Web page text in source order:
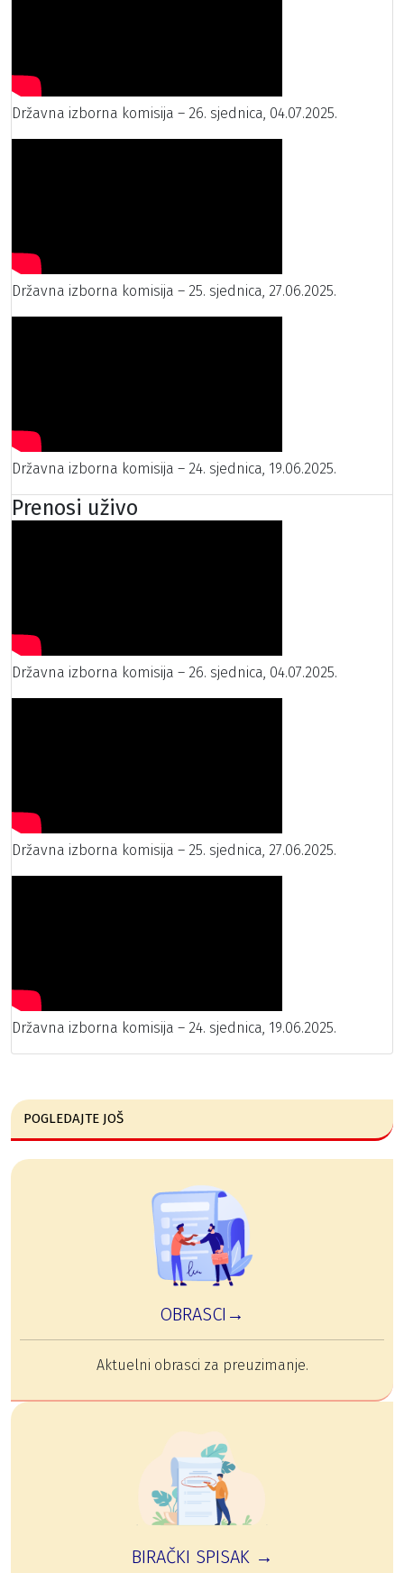
Državna izborna komisija – 26. sjednica, 04.07.2025.
Državna izborna komisija – 25. sjednica, 27.06.2025.
Državna izborna komisija – 24. sjednica, 19.06.2025.
Prenosi uživo
Državna izborna komisija – 26. sjednica, 04.07.2025.
Državna izborna komisija – 25. sjednica, 27.06.2025.
Državna izborna komisija – 24. sjednica, 19.06.2025.
POGLEDAJTE JOŠ
OBRASCI→
Aktuelni obrasci za preuzimanje.
BIRAČKI SPISAK →